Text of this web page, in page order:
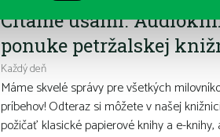
Čítame ušami.
ponuke petržalskej
Každý deň
Máme skvelé správy pre všetkých
príbehov! Odteraz si môžete v našej
požičať klasické papierové knihy a e-knihy,